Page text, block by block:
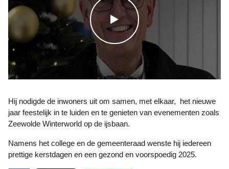
WATCH THE VIDEO
Hij nodigde de inwoners uit om samen, met elkaar, het nieuwe
jaar feestelijk in te luiden en te genieten van evenementen zoals
Zeewolde Winterworld op de ijsbaan.
Namens het college en de gemeenteraad wenste hij iedereen
prettige kerstdagen en een gezond en voorspoedig 2025.